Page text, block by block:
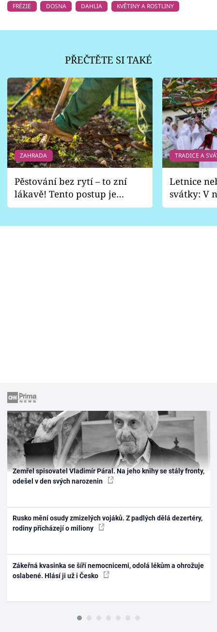
FRÉZIE
DOSNA DAHLIA KVĚTINY A ROSTLINY
PŘEČTĚTE SI TAKÉ
ZAHRADA
Pěstování bez rytí – to zní
lákavě! Tento postup je
vhodný jen pro některé
TRADICE A
Letnice
svátky: V
pondělí
Zemřel spisovatel Vladimír Páral. Na jeho knihy se stály fronty,
odešel v den svých narozenin
Rusko mění osudy zmizelých vojáků. Z padlých dělá dezertéry,
rodiny přicházejí o miliony
Zákeřná kvasinka se šíří nemocnicemi, odolá lékům a ohrožuje
oslabené. Hlásí ji už i Česko